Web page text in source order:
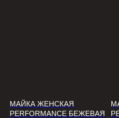
МАЙКА ЖЕНСКАЯ
PERFORMANCE БЕЖЕВАЯ